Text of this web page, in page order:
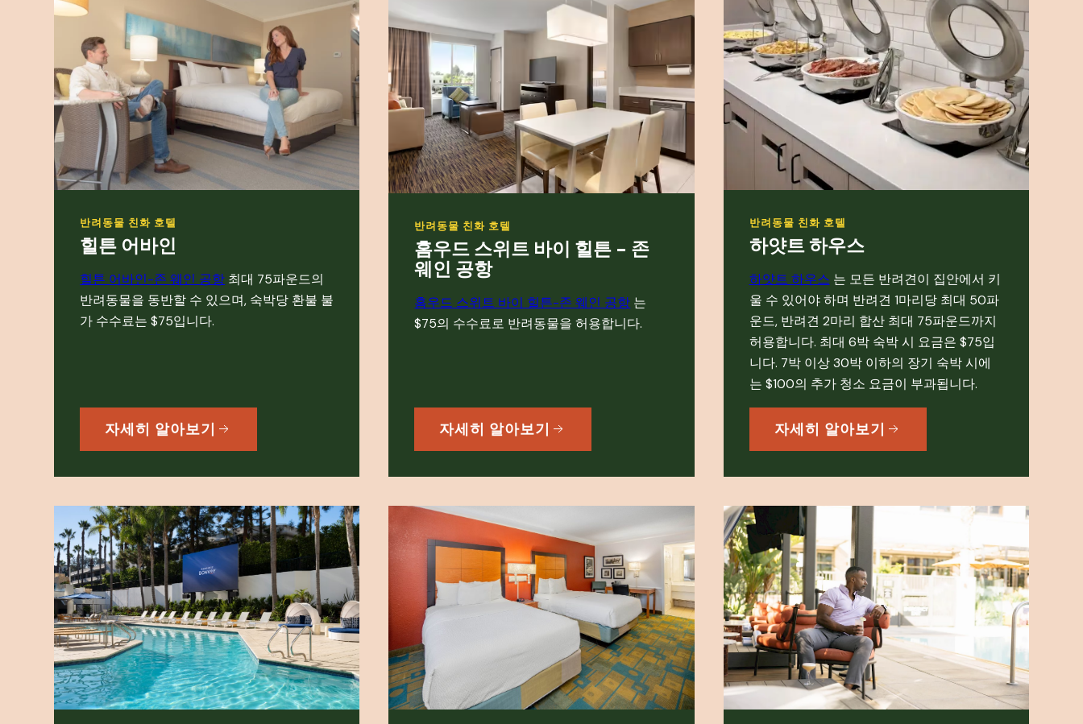
반려동물 친화 호텔
힐튼 어바인
힐튼 어바인-존 웨인 공항 최대 75파운드의
반려동물을 동반할 수 있으며, 숙박당 환불 불
가 수수료는 $75입니다.
자세히 알아보기
반려동물 친화 호텔
홈우드 스위트 바이 힐튼 - 존
웨인 공항
홈우드 스위트 바이 힐튼-존 웨인 공항 는
$75의 수수료로 반려동물을 허용합니다.
자세히 알아보기
반려동물 친화 호텔
하얏트 하우스
하얏트 하우스 는 모든 반려견이 집안에서 키
울 수 있어야 하며 반려견 1마리당 최대 50파
운드, 반려견 2마리 합산 최대 75파운드까지
허용합니다. 최대 6박 숙박 시 요금은 $75입
니다. 7박 이상 30박 이하의 장기 숙박 시에
는 $100의 추가 청소 요금이 부과됩니다.
자세히 알아보기